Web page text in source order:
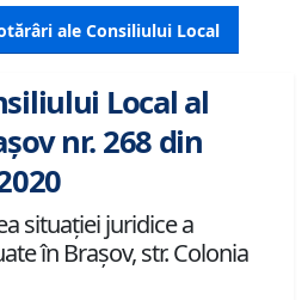
ale Consiliului Local
Local al
nr. 268 din
situației juridice a
în Brașov, str. Colonia